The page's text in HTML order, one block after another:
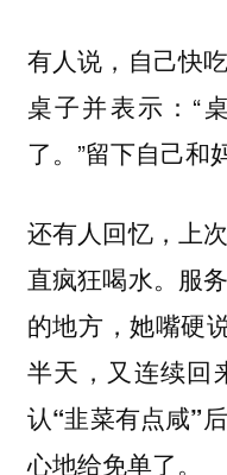
有人说，自己快
桌子并表示：“
了。 ”留下自己和
还有人回忆，上
直疯狂喝水。服
的地方，她嘴硬
半天，又连续回
认“韭菜有点咸”
心地给免单了。